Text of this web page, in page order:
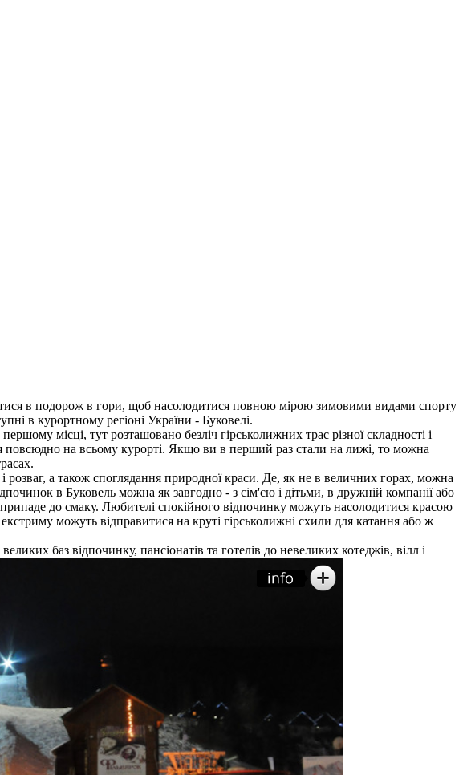
в подорож в гори, щоб насолодитися повною мірою зимовими видами спорту
в курортному регіоні України - Буковелі.
місці, тут розташовано безліч гірськолижних трас різної складності і
повсюдно на всьому курорті. Якщо ви в перший раз стали на лижі, то можна
розваг, а також споглядання природної краси. Де, як не в величних горах, можна
в Буковель можна як завгодно - з сім'єю і дітьми, в дружній компанії або
до смаку. Любителі спокійного відпочинку можуть насолодитися красою
можуть відправитися на круті гірськолижні схили для катання або ж
баз відпочинку, пансіонатів та готелів до невеликих котеджів, вілл і